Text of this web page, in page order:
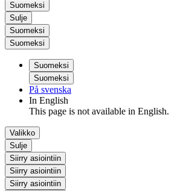
Suomeksi
Sulje
Suomeksi
Suomeksi
Suomeksi
Suomeksi
På svenska
In English
This page is not available in English.
Valikko
Sulje
Siirry asiointiin
Siirry asiointiin
Siirry asiointiin